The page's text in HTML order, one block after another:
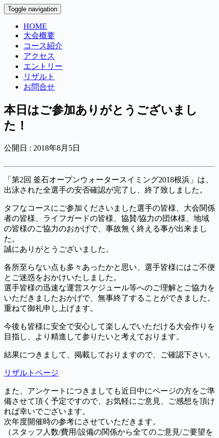
Toggle navigation
HOME
大会概要
コース紹介
アクセス
エントリー
リザルト
お問合せ
本日はご参加ありがとうございまし
た！
公開日 : 2018年8月5日
「第2回 釜石オープンウォータースイミング2018根浜」は、
出泳された全選手の安否確認が完了し、終了致しました。
タフなコースにご参加くださいました選手の皆様、大会関係
者の皆様、ライフガードの皆様、協賛/協力の団体様、地域
の皆様のご協力のおかげで、事故無く終える事が出来まし
た。
誠にありがとうございました。
各所至らない点も多々あったかと思い、選手皆様にはご不便
とご迷惑をおかけいたしました。
選手皆様の迅速な運営スケジュール等へのご理解とご協力を
いただきましたおかげで、無事終了することができました。
重ねて御礼申し上げます。
今後も皆様に安全で安心して楽しんでいただける大会作りを
目指し、より精進して参りたいと考えております。
結果につきまして、掲載しておりますので、ご確認下さい。
リザルトページ
また、アンケートにつきましても近日中にページの方をご準
備させて頂く予定ですので、お気軽にご意見、ご感想を頂け
れば幸いでございます。
次年度開催時の参考にさせていただきます。
（スタッフ人数/費用/設備の関係から全てのご意見/ご要望を